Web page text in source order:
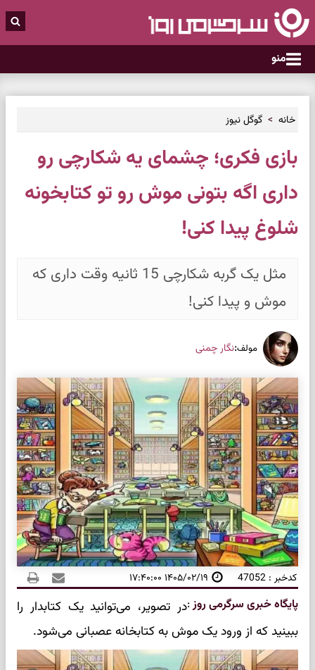
منو
خانه گوگل نیوز
بازی فکری؛ چشمای یه شکارچی رو
داری اگه بتونی موش رو تو کتابخونه
شلوغ پیدا کنی!
مثل یک گربه شکارچی 15 ثانیه وقت داری که
موش و پیدا کنی!
مولف:نگار چمنی
کدخبر : 47052 ۱۴۰۵/۰۲/۱۹ ۱۷:۴۰:۰۰
پایگاه خبری سرگرمی روز:در تصویر، می‌توانید یک کتابدار را
ببینید که از ورود یک موش به کتابخانه عصبانی می‌شود.